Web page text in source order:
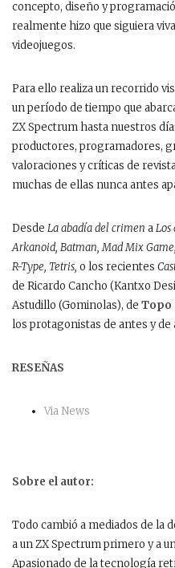
concepto, diseño y
realmente hizo que siguiera
videojuegos.
Para ello realiza un recorrido
un período de tiempo que
ZX Spectrum hasta nuestros
productores, programadores,
valoraciones y críticas de
muchas de ellas nunca antes
Desde La abadía del crimen aLos
Arkanoid, Batman, Mad Mix
R-Type, Tetris, o los recientes
de Ricardo Cancho (Kantxo
Astudillo (Gominolas), de Topo
los protagonistas de antes y de
RESEÑAS
Via News
Sobre el autor:
Todo cambió a mediados de la
a un ZX Spectrum primero y a
Apasionado de la tecnología